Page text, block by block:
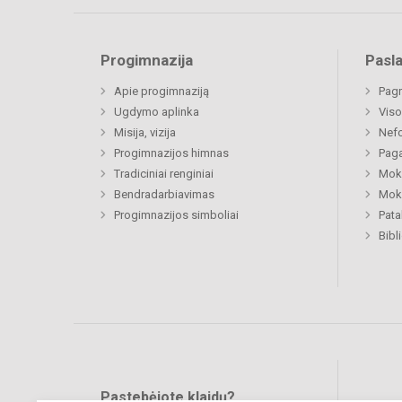
Progimnazija
Apie progimnaziją
Ugdymo aplinka
Misija, vizija
Progimnazijos himnas
Tradiciniai renginiai
Bendradarbiavimas
Progimnazijos simboliai
Pastebėjote klaidų?